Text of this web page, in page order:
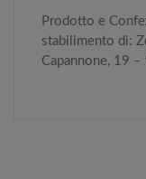
Prodotto e
stabilimento di:
Capannone, 19